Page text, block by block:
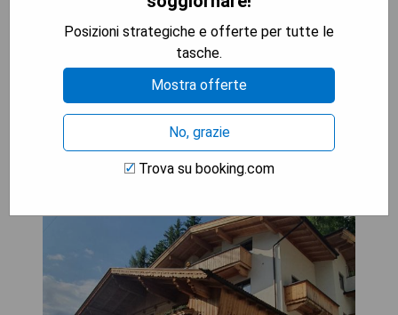
Gästehaus Flörl 1
Posizioni strategiche e offerte per tutte le
tasche.
Mostra offerte
No, grazie
Trova su booking.com